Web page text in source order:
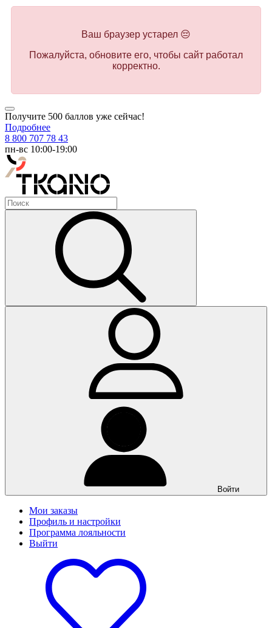
Ваш браузер устарел 😔
Пожалуйста, обновите его, чтобы сайт работал
корректно.
Получите 500 баллов уже сейчас!
Подробнее
8 800 707 78 43
пн-вс 10:00-19:00
Войти
Мои заказы
Профиль и настройки
Программа лояльности
Выйти